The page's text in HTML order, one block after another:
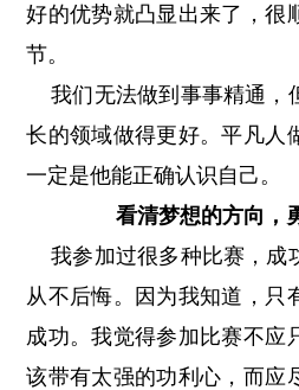
好的优势就凸显出来了，很
节。
我们无法做到事事精通，
长的领域做得更好。平凡人
一定是他能正确认识自己。
看清梦想的方向，
我参加过很多种比赛，成
从不后悔。因为我知道，只
成功。我觉得参加比赛不应
该带有太强的功利心，而应